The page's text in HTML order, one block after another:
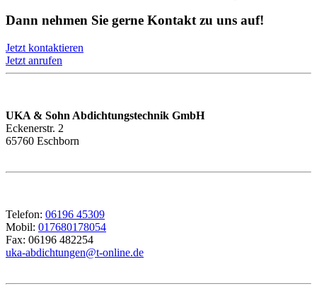
Dann nehmen Sie gerne Kontakt zu uns auf!
Jetzt kontaktieren
Jetzt anrufen
UKA & Sohn Abdichtungstechnik GmbH
Eckenerstr. 2
65760 Eschborn
Telefon: 06196 45309
Mobil: 017680178054
Fax: 06196 482254
uka-abdichtungen@t-online.de